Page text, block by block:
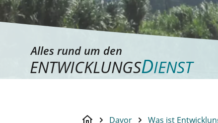
Alles rund um den
ENTWICKLUNGSDIENST
Davor Was ist